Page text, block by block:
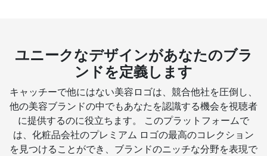
ユニークなデザインがあなたのブラ
ンドを定義します
キャッチーで他にはない美容ロゴは、競合他社を圧倒し、
他の美容ブランドの中でもあなたを認識する機会を視聴者
に提供するのに役立ちます。 このプラットフォームで
は、化粧品会社のプレミアム ロゴの最高のコレクション
を見つけることができ、ブランドのニッチな分野を表現で